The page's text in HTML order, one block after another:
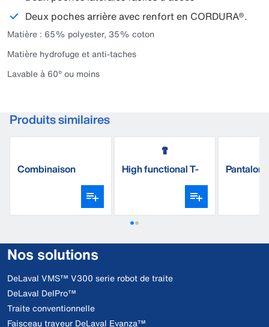
Deux poches arrière avec renfort en CORDURA®.
Matière : 65% polyester, 35% coton
Matière hydrofuge et anti-taches
Lavable à 60° ou moins
Produits similaires
Combinaison High functional T- Pantalon
Nos solutions
DeLaval VMS™ V300 serie robot de traite
DeLaval DelPro™
Traite conventionnelle
Faisceau trayeur DeLaval Evanza™